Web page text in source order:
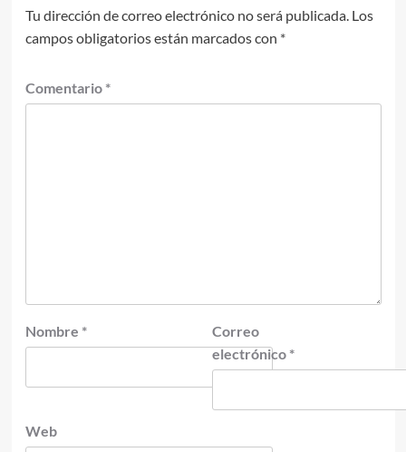
Tu dirección de correo electrónico no será publicada. Los
campos obligatorios están marcados con *
Comentario *
Nombre *
Correo
electrónico *
Web